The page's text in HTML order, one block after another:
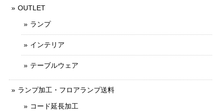
OUTLET
ランプ
インテリア
テーブルウェア
ランプ加工・フロアランプ送料
コード延長加工